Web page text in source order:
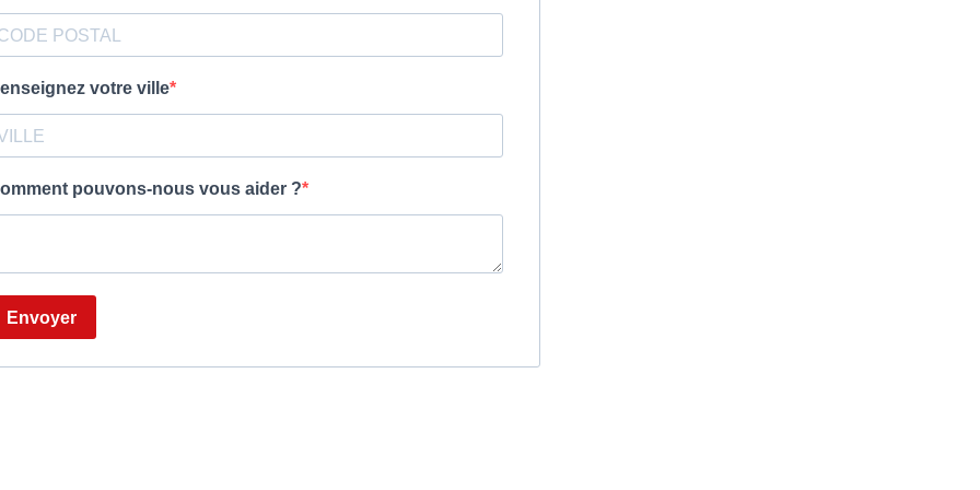
votre ville
pouvons-nous vous aider ?
Envoyer